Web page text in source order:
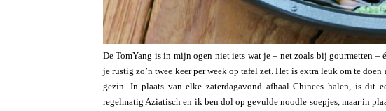
De TomYang is in mijn ogen niet iets wat je – net zoals bij gourmetten –
je rustig zo’n twee keer per week op tafel zet. Het is extra leuk om te
gezin. In plaats van elke zaterdagavond afhaal Chinees halen, is dit
regelmatig Aziatisch en ik ben dol op gevulde noodle soepjes, maar in